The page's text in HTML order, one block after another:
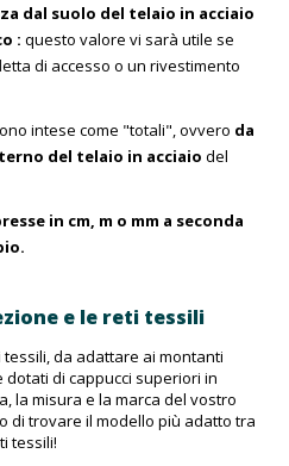
dal suolo del telaio in acciaio
: questo valore vi sarà utile se
di accesso o un rivestimento
intese come "totali", ovvero da
del telaio in acciaio del
in cm, m o mm a seconda
e le reti tessili
da adattare ai montanti
di cappucci superiori in
la misura e la marca del vostro
di trovare il modello più adatto tra
tessili!